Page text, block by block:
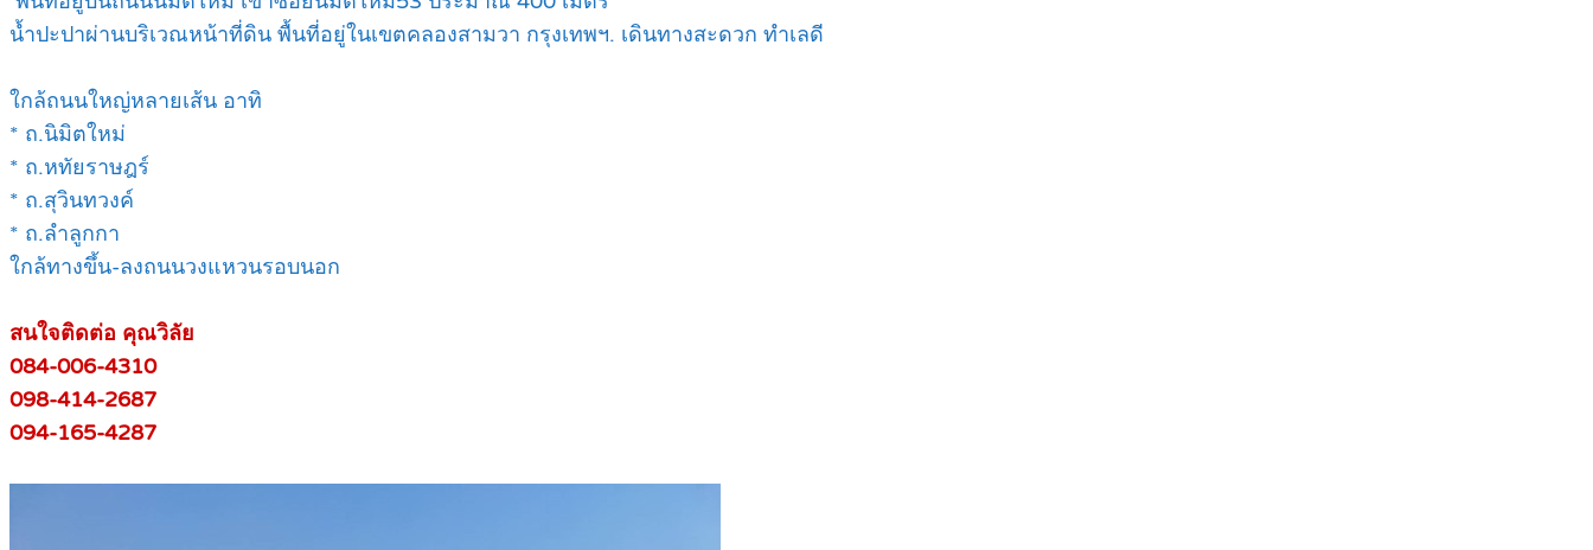
น้ำปะปาผ่านบริเวณหน้าที่ดิน พื้นที่อยู่ในเขตคลองสามวา กรุงเทพฯ. เดินทางสะดวก ทำเลดี
ใกล้ถนนใหญ่หลายเส้น อาทิ
* ถ.นิมิตใหม่
* ถ.หทัยราษฎร์
* ถ.สุวินทวงค์
* ถ.ลำลูกกา
ใกล้ทางขึ้น-ลงถนนวงแหวนรอบนอก
สนใจติดต่อ คุณวิลัย
084-006-4310
098-414-2687
094-165-4287